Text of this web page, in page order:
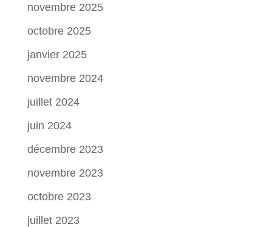
novembre 2025
octobre 2025
janvier 2025
novembre 2024
juillet 2024
juin 2024
décembre 2023
novembre 2023
octobre 2023
juillet 2023